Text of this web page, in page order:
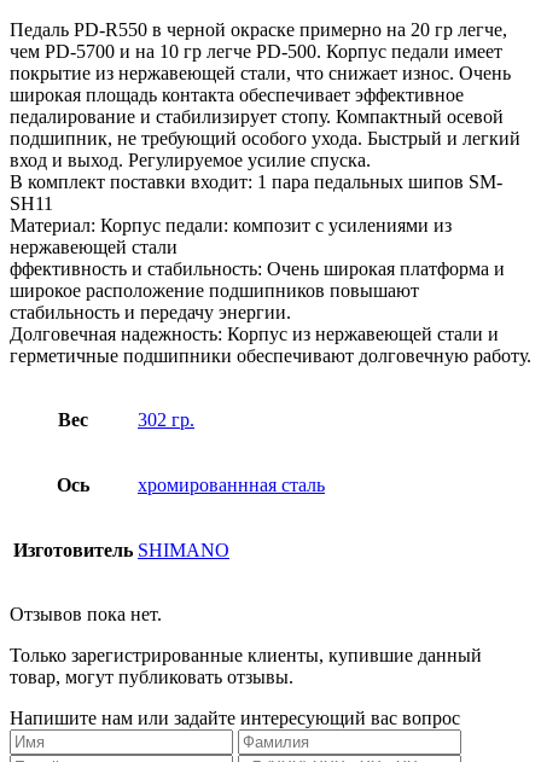
Педаль PD-R550 в черной окраске примерно на 20 гр легче,
чем PD-5700 и на 10 гр легче PD-500. Корпус педали имеет
покрытие из нержавеющей стали, что снижает износ. Очень
широкая площадь контакта обеспечивает эффективное
педалирование и стабилизирует стопу. Компактный осевой
подшипник, не требующий особого ухода. Быстрый и легкий
вход и выход. Регулируемое усилие спуска.
В комплект поставки входит: 1 пара педальных шипов SM-
SH11
Материал: Корпус педали: композит с усилениями из
нержавеющей стали
ффективность и стабильность: Очень широкая платформа и
широкое расположение подшипников повышают
стабильность и передачу энергии.
Долговечная надежность: Корпус из нержавеющей стали и
герметичные подшипники обеспечивают долговечную работу.
Вес 302 гр.
Ось хромированнная сталь
Изготовитель SHIMANO
Отзывов пока нет.
Только зарегистрированные клиенты, купившие данный
товар, могут публиковать отзывы.
Напишите нам или задайте интересующий вас вопрос